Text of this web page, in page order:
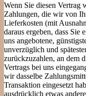
Wenn Sie diesen Vertrag
Zahlungen, die wir von
Lieferkosten (mit
daraus ergeben, dass Sie
uns angebotene,
unverzüglich und
zurückzuzahlen, an dem
Vertrags bei uns
wir dasselbe
Transaktion eingesetzt
ausdrücklich etwas